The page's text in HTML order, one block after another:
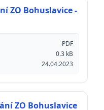
ZO Bohuslavice -
PDF
0.3 kB
24.04.2023
ZO Bohuslavice